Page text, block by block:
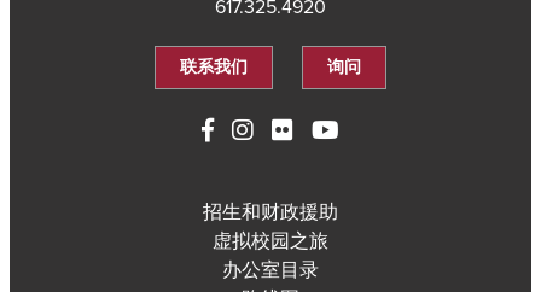
617.325.4920
联系我们 询问
招生和财政援助
虚拟校园之旅
办公室目录